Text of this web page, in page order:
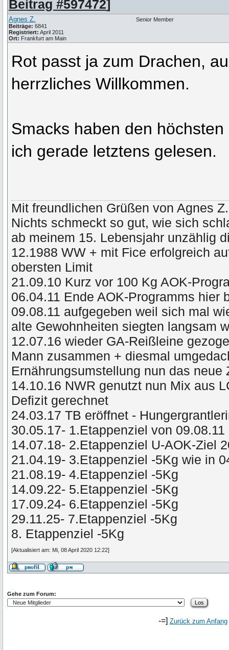
Beitrag #597472]
Agnes Z.
Beiträge: 6841
Registriert: April 2011
Ort: Frankfurt am Main
Senior Member
Rot passt ja zum Drachen,
herrzliches Willkommen.
Smacks haben den
ich gerade letztens gelesen.
Mit freundlichen Grüßen von Agnes Z.
Nichts schmeckt so gut, wie sich
ab meinem 15. Lebensjahr unzählig
12.1988 WW + mit Fice erfolgreich
obersten Limit
21.09.10 Kurz vor 100 Kg AOK-
06.04.11 Ende AOK-Programms hier
09.08.11 aufgegeben weil sich mal
alte Gewohnheiten siegten langsam
12.07.16 wieder GA-Reißleine
Mann zusammen + diesmal
Ernährungsumstellung nun das neue
14.10.16 NWR genutzt nun Mix aus
Defizit gerechnet
24.03.17 TB eröffnet -
30.05.17- 1.Etappenziel von 09.08.11
14.07.18- 2.Etappenziel U-AOK-Ziel
21.04.19- 3.Etappenziel -5Kg wie in
21.08.19- 4.Etappenziel -5Kg
14.09.22- 5.Etappenziel -5Kg
17.09.24- 6.Etappenziel -5Kg
29.11.25- 7.Etappenziel -5Kg
8. Etappenziel -5Kg
[Aktualisiert am: Mi, 08 April 2020 12:22]
Gehe zum Forum:
-=] Zurück zum Anfang